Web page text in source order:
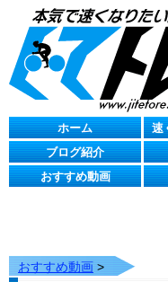
ホーム
速
ブログ紹介
おすすめ動画
おすすめ動画 >